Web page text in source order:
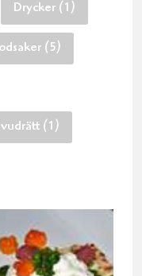
Drycker (1)
(5)
(1)